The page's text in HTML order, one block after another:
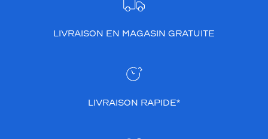
LIVRAISON EN MAGASIN GRATUITE
LIVRAISON RAPIDE*